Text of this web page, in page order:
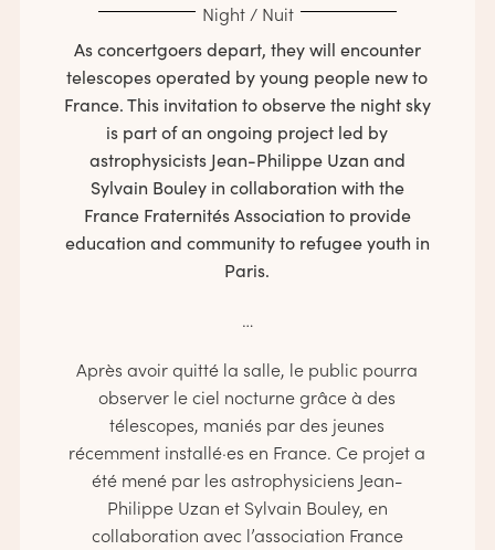
Night / Nuit
As concertgoers depart, they will encounter
telescopes operated by young people new to
France. This invitation to observe the night sky
is part of an ongoing project led by
astrophysicists Jean-Philippe Uzan and
Sylvain Bouley in collaboration with the
France Fraternités Association to provide
education and community to refugee youth in
Paris.
…
Après avoir quitté la salle, le public pourra
observer le ciel nocturne grâce à des
télescopes, maniés par des jeunes
récemment installé·es en France. Ce projet a
été mené par les astrophysiciens Jean-
Philippe Uzan et Sylvain Bouley, en
collaboration avec l’association France